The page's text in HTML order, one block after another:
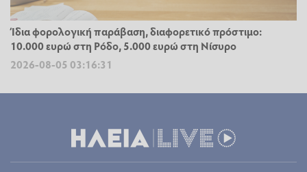
Ίδια φορολογική παράβαση, διαφορετικό πρόστιμο:
10.000 ευρώ στη Ρόδο, 5.000 ευρώ στη Νίσυρο
2026-08-05 03:16:31